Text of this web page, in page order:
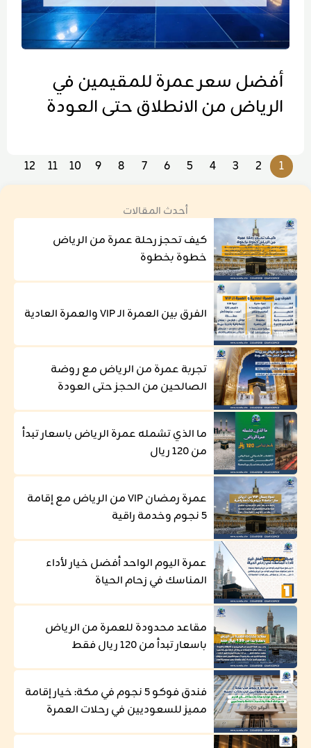
أحدث المقالات
كيف تحجز رحلة عمرة من الرياض
خطوة بخطوة
الفرق بين العمرة الـ VIP والعمرة العادية
تجربة عمرة من الرياض مع روضة
الصالحين من الحجز حتى العودة
ما الذي تشمله عمرة الرياض باسعار تبدأ
من 120 ريال
عمرة رمضان VIP من الرياض مع إقامة
5 نجوم وخدمة راقية
عمرة اليوم الواحد أفضل خيار لأداء
المناسك في زحام الحياة
مقاعد محدودة للعمرة من الرياض
باسعار تبدأ من 120 ريال فقط
فندق فوكو 5 نجوم في مكة: خيار إقامة
مميز للسعوديين في رحلات العمرة
أفضل سعر عمرة للمقيمين في
الرياض من الانطلاق حتى العودة
1
2
3
4
5
6
7
8
9
10
11
12